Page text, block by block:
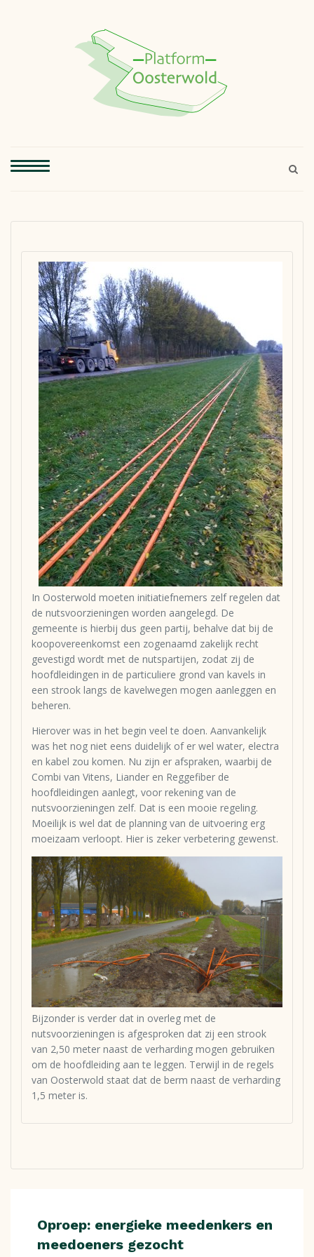
In Oosterwold moeten initiatiefnemers zelf regelen dat
de nutsvoorzieningen worden aangelegd. De
gemeente is hierbij dus geen partij, behalve dat bij de
koopovereenkomst een zogenaamd zakelijk recht
gevestigd wordt met de nutspartijen, zodat zij de
hoofdleidingen in de particuliere grond van kavels in
een strook langs de kavelwegen mogen aanleggen en
beheren.
Hierover was in het begin veel te doen. Aanvankelijk
was het nog niet eens duidelijk of er wel water, electra
en kabel zou komen. Nu zijn er afspraken, waarbij de
Combi van Vitens, Liander en Reggefiber de
hoofdleidingen aanlegt, voor rekening van de
nutsvoorzieningen zelf. Dat is een mooie regeling.
Moeilijk is wel dat de planning van de uitvoering erg
moeizaam verloopt. Hier is zeker verbetering gewenst.
Bijzonder is verder dat in overleg met de
nutsvoorzieningen is afgesproken dat zij een strook
van 2,50 meter naast de verharding mogen gebruiken
om de hoofdleiding aan te leggen. Terwijl in de regels
van Oosterwold staat dat de berm naast de verharding
1,5 meter is.
Oproep: energieke meedenkers en
meedoeners gezocht